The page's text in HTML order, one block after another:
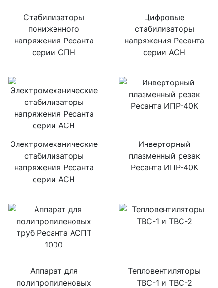
Стабилизаторы
пониженного
напряжения Ресанта
серии СПН
Цифровые
стабилизаторы
напряжения Ресанта
серии АСН
Электромеханические
стабилизаторы
напряжения Ресанта
серии АСН
Инверторный
плазменный резак
Ресанта ИПР-40К
Аппарат для
полипропиленовых
Тепловентиляторы
ТВС-1 и ТВС-2